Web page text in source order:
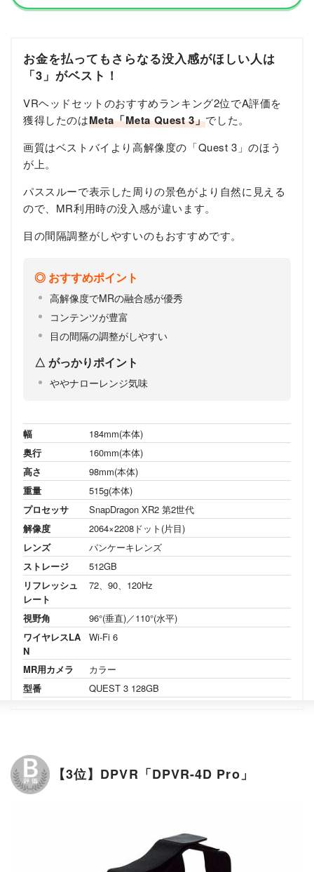
お金を払ってもさらなる没入感がほしい人は
「3」がベスト！
VRヘッドセットのおすすめランキング2位でA評価を
獲得したのはMeta「Meta Quest 3」でした。
画質はベストバイより高解像度の「Quest 3」のほう
が上。
パススルーで表示した周りの景色がより自然に見える
ので、MR利用時の没入感が違います。
目の間隔調整がしやすいのもおすすめです。
おすすめポイント
高解像度でMRの融合感が優秀
コンテンツが豊富
目の間隔の調整がしやすい
がっかりポイント
ややナローレンジ気味
幅
184mm(本体)
奥行
160mm(本体)
高さ
98mm(本体)
重量
515g(本体)
プロセッサ
SnapDragon XR2 第2世代
解像度
2064×2208ドット(片目)
レンズ
パンケーキレンズ
ストレージ
512GB
リフレッシュ
レート
72、90、120Hz
視野角
96°(垂直)／110°(水平)
ワイヤレスLA
N
Wi-Fi 6
MR用カメラ
カラー
型番
QUEST 3 128GB
【3位】DPVR「DPVR-4D Pro」